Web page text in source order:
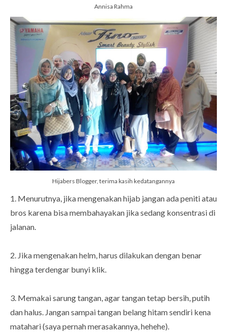
Annisa Rahma
Hijabers Blogger, terima kasih kedatangannya
1. Menurutnya, jika mengenakan hijab jangan ada peniti atau
bros karena bisa membahayakan jika sedang konsentrasi di
jalanan.
2. Jika mengenakan helm, harus dilakukan dengan benar
hingga terdengar bunyi klik.
3. Memakai sarung tangan, agar tangan tetap bersih, putih
dan halus. Jangan sampai tangan belang hitam sendiri kena
matahari (saya pernah merasakannya, hehehe).